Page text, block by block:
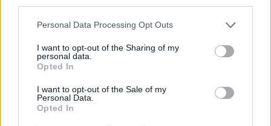
Please note that this website/app uses one or more Google
not limited to your visit or usage behaviour. You may click to
grant or deny consent to Google and its third-party tags to
use your data for below specified purposes in below Google
consent section.
Personal Data Processing Opt Outs
I want to opt-out of the Sharing of my
personal data.
Opted In
I want to opt-out of the Sale of my
Personal Data.
Opted In
Fotó: Ionu-Acev/x17Online.com / Northfoto #9